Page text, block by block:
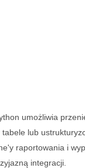
umożliwia
lub
raportowania i
integracji.